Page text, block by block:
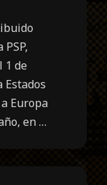
1 de
Estados
Europa
en …